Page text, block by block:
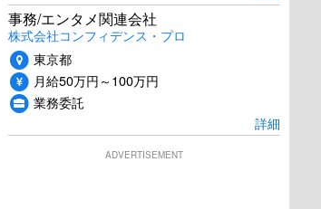
事務/エンタメ関連会社
株式会社コンフィデンス・プロ
東京都
月給50万円～100万円
業務委託
詳細
ADVERTISEMENT